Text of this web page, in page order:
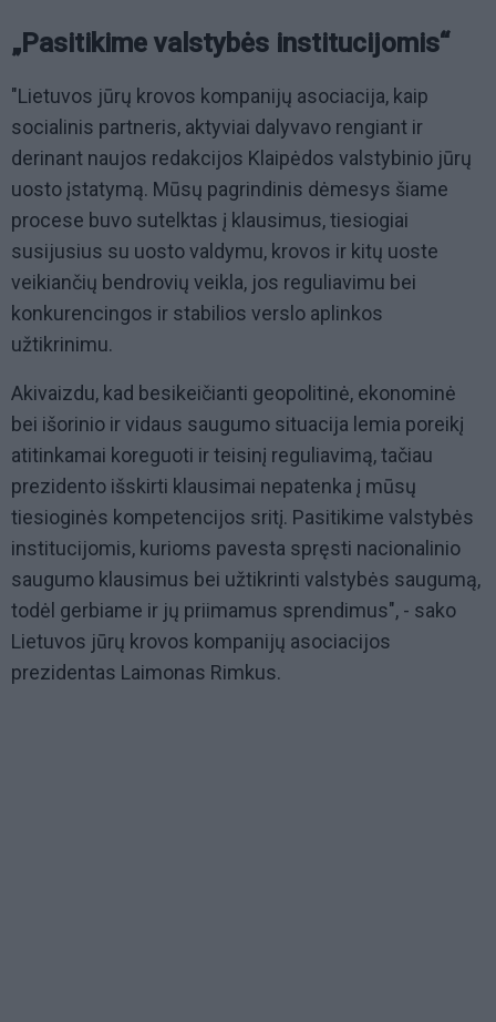
„Pasitikime valstybės institucijomis“
"Lietuvos jūrų krovos kompanijų asociacija, kaip
socialinis partneris, aktyviai dalyvavo rengiant ir
derinant naujos redakcijos Klaipėdos valstybinio jūrų
uosto įstatymą. Mūsų pagrindinis dėmesys šiame
procese buvo sutelktas į klausimus, tiesiogiai
susijusius su uosto valdymu, krovos ir kitų uoste
veikiančių bendrovių veikla, jos reguliavimu bei
konkurencingos ir stabilios verslo aplinkos
užtikrinimu.
Akivaizdu, kad besikeičianti geopolitinė, ekonominė
bei išorinio ir vidaus saugumo situacija lemia poreikį
atitinkamai koreguoti ir teisinį reguliavimą, tačiau
prezidento išskirti klausimai nepatenka į mūsų
tiesioginės kompetencijos sritį. Pasitikime valstybės
institucijomis, kurioms pavesta spręsti nacionalinio
saugumo klausimus bei užtikrinti valstybės saugumą,
todėl gerbiame ir jų priimamus sprendimus", - sako
Lietuvos jūrų krovos kompanijų asociacijos
prezidentas Laimonas Rimkus.